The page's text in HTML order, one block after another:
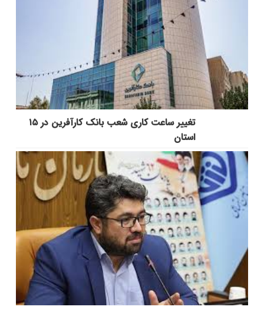
تغییر ساعت کاری شعب بانک کارآفرین در ۱۵
استان